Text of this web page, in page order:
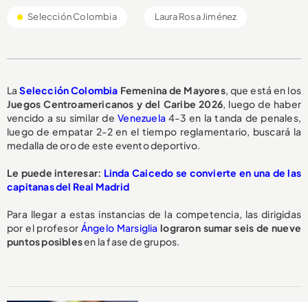
Selección Colombia Laura Rosa Jiménez
LaSelección Colombia Femenina de Mayores, que está en los
Juegos Centroamericanos y del Caribe 2026, luego de haber
vencido a su similar deVenezuela 4-3 en la tanda de penales,
luego de empatar 2-2 en el tiempo reglamentario, buscará la
medalla de oro de este evento deportivo.
Le puede interesar: Linda Caicedo se convierte en una de las
capitanas del Real Madrid
Para llegar a estas instancias de la competencia, las dirigidas
por el profesor Ángelo Marsiglia lograron sumar seis de nueve
puntos posiblesen la fase de grupos.